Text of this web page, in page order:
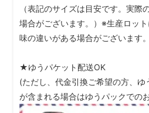
（表記のサイズは目安です。実際
場合がございます。）※生産ロッ
味の違いがある場合がございます。
★ゆうパケット配送OK
(ただし、代金引換ご希望の方、
が含まれる場合はゆうパックでの